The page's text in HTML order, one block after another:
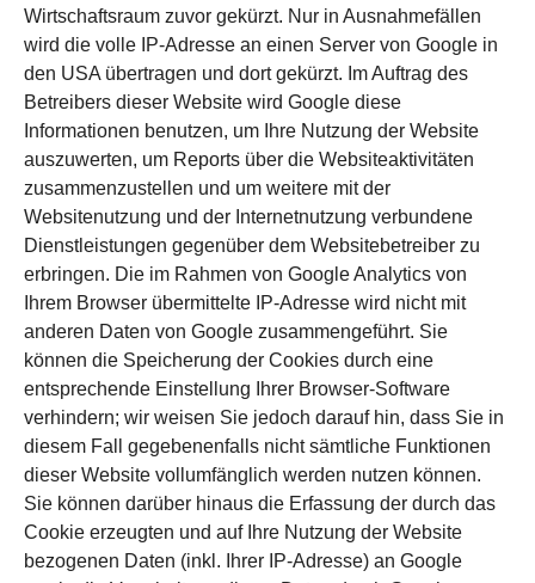
Wirtschaftsraum zuvor gekürzt. Nur in Ausnahmefällen
wird die volle IP-Adresse an einen Server von Google in
den USA übertragen und dort gekürzt. Im Auftrag des
Betreibers dieser Website wird Google diese
Informationen benutzen, um Ihre Nutzung der Website
auszuwerten, um Reports über die Websiteaktivitäten
zusammenzustellen und um weitere mit der
Websitenutzung und der Internetnutzung verbundene
Dienstleistungen gegenüber dem Websitebetreiber zu
erbringen. Die im Rahmen von Google Analytics von
Ihrem Browser übermittelte IP-Adresse wird nicht mit
anderen Daten von Google zusammengeführt. Sie
können die Speicherung der Cookies durch eine
entsprechende Einstellung Ihrer Browser-Software
verhindern; wir weisen Sie jedoch darauf hin, dass Sie in
diesem Fall gegebenenfalls nicht sämtliche Funktionen
dieser Website vollumfänglich werden nutzen können.
Sie können darüber hinaus die Erfassung der durch das
Cookie erzeugten und auf Ihre Nutzung der Website
bezogenen Daten (inkl. Ihrer IP-Adresse) an Google